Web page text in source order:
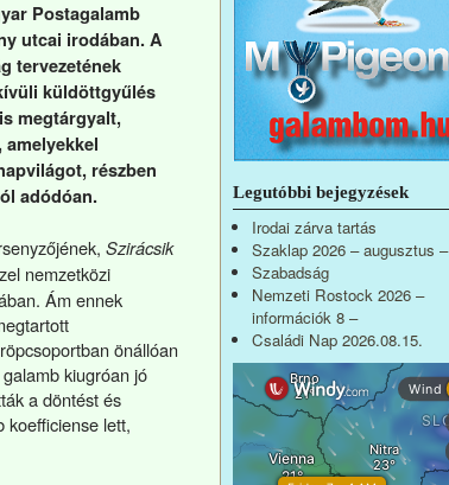
Postagalamb
utcai irodában. A
tervezetének
küldöttgyűlés
megtárgyalt,
részben
adódóan.
Szirácsik
nemzetközi
Ám ennek
önállóan
kiugróan jó
a döntést és
koefficiense lett,
Legutóbbi bejegyzések
Irodai zárva tartás
Szaklap 2026 – augusztus –
Szabadság
Nemzeti Rostock 2026 –
információk 8 –
Családi Nap 2026.08.15.